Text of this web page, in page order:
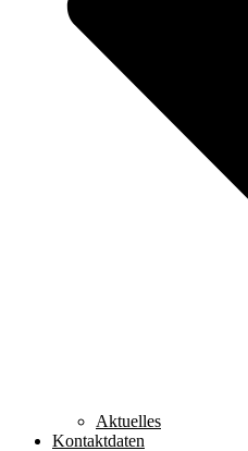
Aktuelles
Kontaktdaten